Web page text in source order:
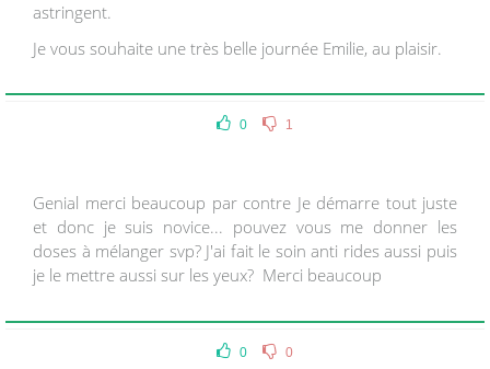
astringent.
Je vous souhaite une très belle journée Emilie, au plaisir.
0 1
Genial merci beaucoup par contre Je démarre tout juste
et donc je suis novice... pouvez vous me donner les
doses à mélanger svp? J'ai fait le soin anti rides aussi puis
je le mettre aussi sur les yeux? Merci beaucoup
0 0